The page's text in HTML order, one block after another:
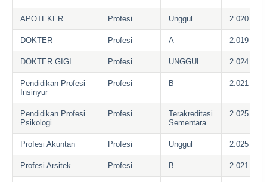
APOTEKER Profesi Unggul 2.020
DOKTER Profesi A 2.019
DOKTER GIGI Profesi UNGGUL 2.024
Pendidikan Profesi
Insinyur
Profesi B 2.021
Pendidikan Profesi
Psikologi
Profesi
Terakreditasi
Sementara
2.025
Profesi Akuntan Profesi Unggul 2.025
Profesi Arsitek Profesi B 2.021